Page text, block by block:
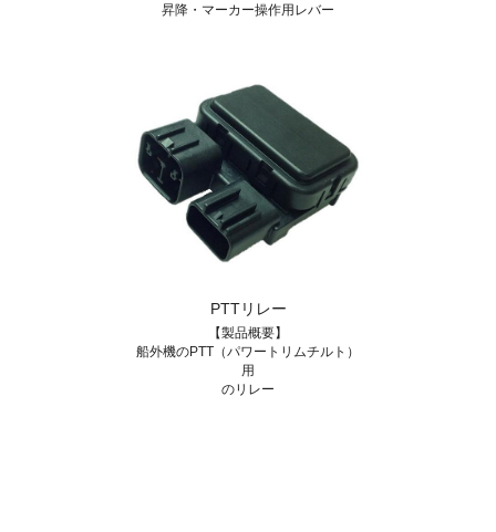
昇降・マーカー操作用レバー
PTTリレー
【製品概要】
船外機のPTT（パワートリムチルト）
用
のリレー